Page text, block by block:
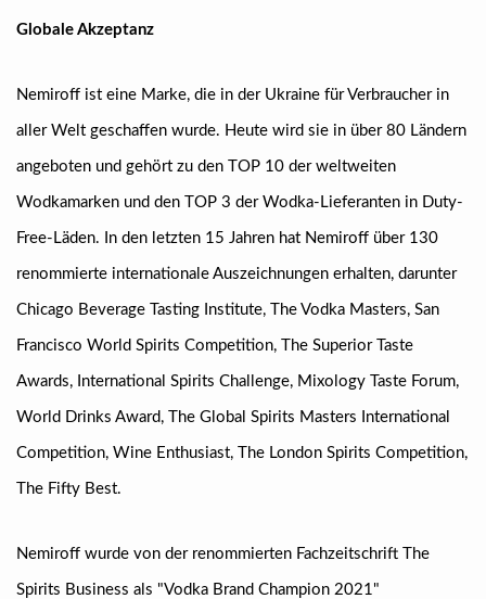
Globale Akzeptanz
Nemiroff ist eine Marke, die in der Ukraine für Verbraucher in
aller Welt geschaffen wurde. Heute wird sie in über 80 Ländern
angeboten und gehört zu den TOP 10 der weltweiten
Wodkamarken und den TOP 3 der Wodka-Lieferanten in Duty-
Free-Läden. In den letzten 15 Jahren hat Nemiroff über 130
renommierte internationale Auszeichnungen erhalten, darunter
Chicago Beverage Tasting Institute, The Vodka Masters, San
Francisco World Spirits Competition, The Superior Taste
Awards, International Spirits Challenge, Mixology Taste Forum,
World Drinks Award, The Global Spirits Masters International
Competition, Wine Enthusiast, The London Spirits Competition,
The Fifty Best.
Nemiroff wurde von der renommierten Fachzeitschrift The
Spirits Business als "Vodka Brand Champion 2021"